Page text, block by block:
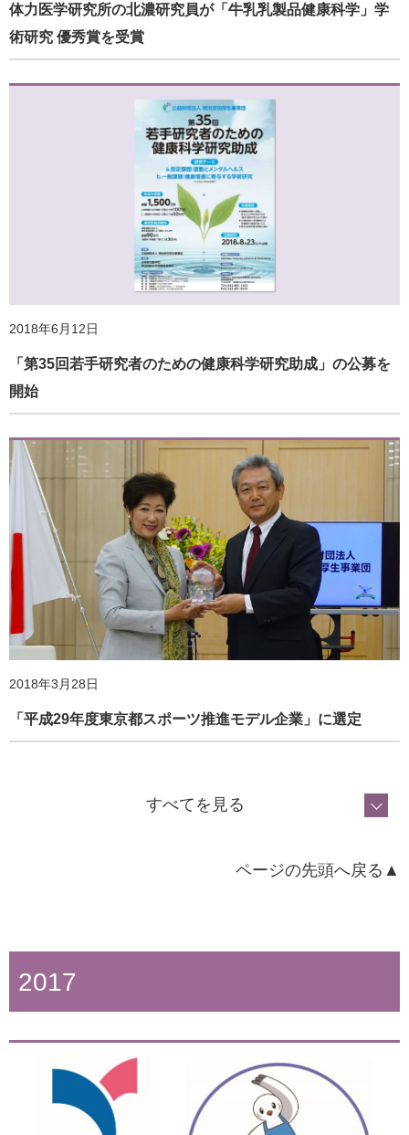
体力医学研究所の北濃研究員が「牛乳乳製品健康科学」学
術研究 優秀賞を受賞
2018年6月12日
「第35回若手研究者のための健康科学研究助成」の公募を
開始
2018年3月28日
「平成29年度東京都スポーツ推進モデル企業」に選定
2018年3月19日
全国の健康増進関連施設や団体に「健康経営」「健康づく
り」に関する小冊子を配布
すべてを見る
ページの先頭へ戻る▲
2017